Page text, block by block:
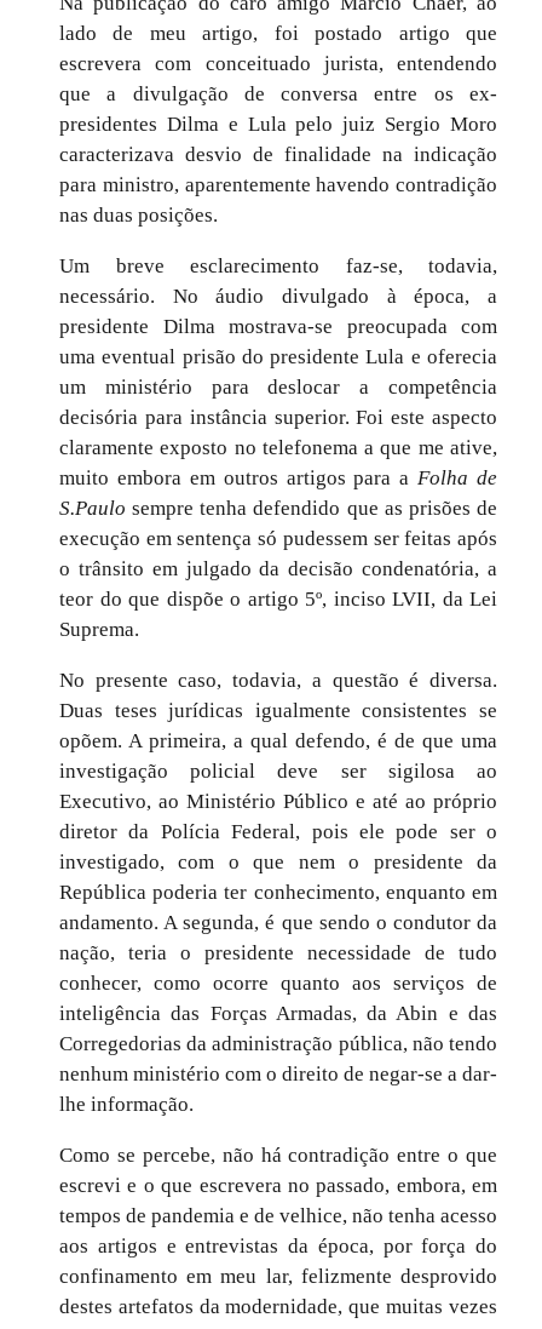
lado de meu artigo, foi postado artigo que
escrevera com conceituado jurista,
entendendo
que a divulgação de conversa entre os ex-
presidentes Dilma e Lula pelo juiz Sergio Moro
caracterizava desvio de finalidade na indicação
para ministro, aparentemente havendo contradição
nas duas posições.
Um breve esclarecimento faz-se, todavia,
necessário. No áudio divulgado à época, a
presidente Dilma mostrava-se preocupada com
uma eventual prisão do presidente Lula e oferecia
um ministério para deslocar a competência
decisória para instância superior. Foi este aspecto
claramente exposto no telefonema a que me ative,
muito embora em outros artigos para a Folha de
S.Paulo sempre tenha defendido que as prisões de
execução em sentença só pudessem ser feitas após
o trânsito em julgado da decisão condenatória, a
teor do que dispõe o artigo 5º, inciso LVII, da Lei
Suprema.
No presente caso, todavia, a questão é diversa.
Duas teses jurídicas igualmente consistentes se
opõem. A primeira, a qual defendo, é de que uma
investigação policial deve ser sigilosa ao
Executivo, ao Ministério Público e até ao próprio
diretor da Polícia Federal, pois ele pode ser o
investigado, com o que nem o presidente da
República poderia ter conhecimento, enquanto em
andamento. A segunda, é que sendo o condutor da
nação, teria o presidente necessidade de tudo
conhecer, como ocorre quanto aos serviços de
inteligência das Forças Armadas, da Abin e das
Corregedorias da administração pública, não tendo
nenhum ministério com o direito de negar-se a dar-
lhe informação.
Como se percebe, não há contradição entre o que
escrevi e o que escrevera no passado, embora, em
tempos de pandemia e de velhice, não tenha acesso
aos artigos e entrevistas da época, por força do
confinamento em meu lar, felizmente desprovido
destes artefatos da modernidade, que muitas vezes